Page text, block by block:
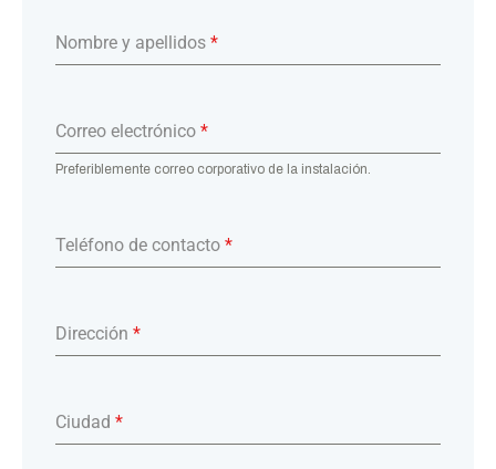
Nombre y apellidos *
Correo electrónico *
Preferiblemente correo corporativo de la instalación.
Teléfono de contacto *
Dirección *
Ciudad *